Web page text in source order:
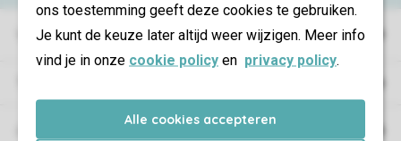
ons toestemming geeft deze cookies te gebruiken.
Je kunt de keuze later altijd weer wijzigen. Meer info
vind je in onze cookie policy en privacy policy.
Alle cookies accepteren
Vakantieparken
Campings